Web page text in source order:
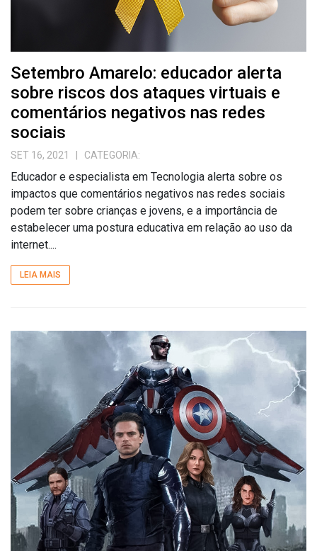
Setembro Amarelo: educador alerta
sobre riscos dos ataques virtuais e
comentários negativos nas redes
sociais
SET 16, 2021 | CATEGORIA:
Educador e especialista em Tecnologia alerta sobre os
impactos que comentários negativos nas redes sociais
podem ter sobre crianças e jovens, e a importância de
estabelecer uma postura educativa em relação ao uso da
internet....
LEIA MAIS